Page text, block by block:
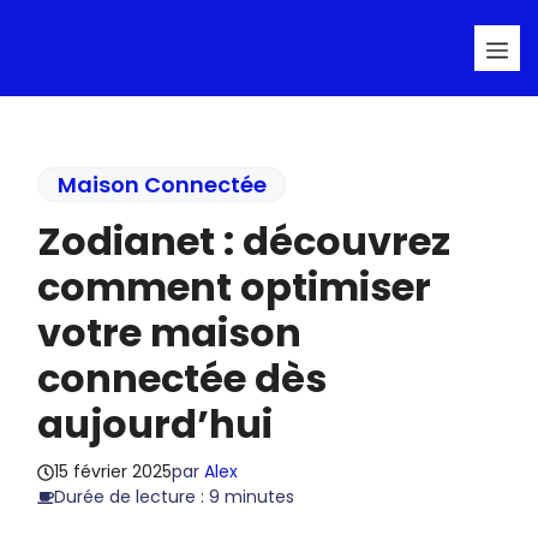
Maison Connectée
Zodianet : découvrez
comment optimiser
votre maison
connectée dès
aujourd’hui
15 février 2025parAlex
Durée de lecture : 9 minutes